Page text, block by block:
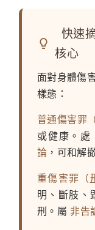
快速
核心
面對身體傷
樣態：
普通傷害罪
或健康。
論 ，可和解
重傷害罪（
明、斷肢、
刑。屬 非告